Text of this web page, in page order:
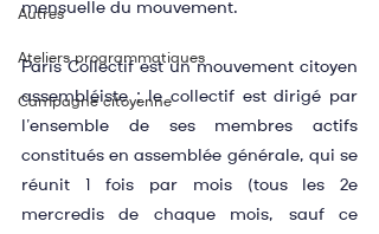
Autres
Ateliers programmatiques
Campagne citoyenne
mensuelle du mouvement.
Paris Collectif est un mouvement citoyen
assembléiste : le collectif est dirigé par
l’ensemble de ses membres actifs
constitués en assemblée générale, qui se
réunit 1 fois par mois (tous les 2e
mercredis de chaque mois, sauf ce